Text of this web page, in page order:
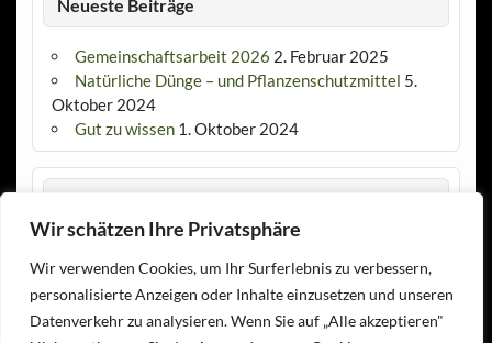
Wir schätzen Ihre Privatsphäre
Wir verwenden Cookies, um Ihr Surferlebnis zu verbessern,
personalisierte Anzeigen oder Inhalte einzusetzen und unseren
Datenverkehr zu analysieren. Wenn Sie auf „Alle akzeptieren"
Neueste Beiträge
Gemeinschaftsarbeit 2026 2. Februar 2025
Natürliche Dünge – und Pflanzenschutzmittel 5.
Oktober 2024
Gut zu wissen 1. Oktober 2024
Gartenkalender